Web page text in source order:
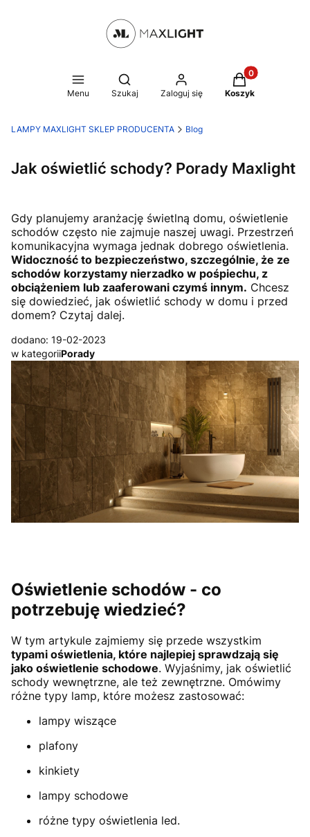
Menu
Otwórz wyszukiwarkę
Szukaj Zaloguj się
Produkty w
Koszyk
LAMPY MAXLIGHT SKLEP PRODUCENTA Blog
Jak oświetlić schody? Porady Maxlight
Gdy planujemy aranżację świetlną domu, oświetlenie
schodów często nie zajmuje naszej uwagi. Przestrzeń
komunikacyjna wymaga jednak dobrego oświetlenia.
Widoczność to bezpieczeństwo, szczególnie, że ze
schodów korzystamy nierzadko w pośpiechu, z
obciążeniem lub zaaferowani czymś innym. Chcesz
się dowiedzieć, jak oświetlić schody w domu i przed
domem? Czytaj dalej.
dodano: 19-02-2023
w kategoriiPorady
Oświetlenie schodów - co
potrzebuję wiedzieć?
W tym artykule zajmiemy się przede wszystkim
typami oświetlenia, które najlepiej sprawdzają się
jako oświetlenie schodowe. Wyjaśnimy, jak oświetlić
schody wewnętrzne, ale też zewnętrzne. Omówimy
różne typy lamp, które możesz zastosować:
lampy wiszące
plafony
kinkiety
lampy schodowe
różne typy oświetlenia led.